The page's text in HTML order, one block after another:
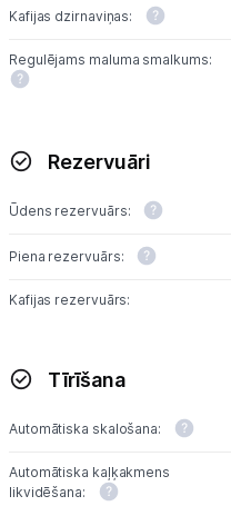
Kafijas dzirnaviņas:
Regulējams maluma smalkums:
Rezervuāri
Ūdens rezervuārs:
Piena rezervuārs:
Kafijas rezervuārs:
Tīrīšana
Automātiska skalošana:
Automātiska kaļķakmens
likvidēšana: